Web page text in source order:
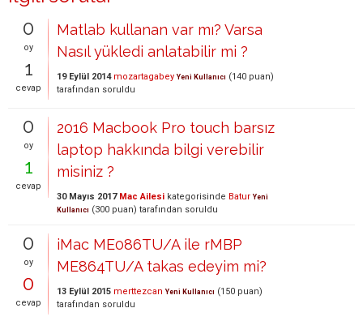
0
oy
1
cevap
Matlab kullanan var mı? Varsa
Nasıl yükledi anlatabilir mi ?
19 Eylül 2014 mozartagabey Yeni Kullanıcı (140 puan)
tarafından soruldu
0
oy
1
cevap
2016 Macbook Pro touch barsız
laptop hakkında bilgi verebilir
misiniz ?
30 Mayıs 2017 Mac Ailesi kategorisinde Batur Yeni
Kullanıcı (300 puan) tarafından soruldu
0
oy
0
cevap
iMac ME086TU/A ile rMBP
ME864TU/A takas edeyim mi?
13 Eylül 2015 merttezcan Yeni Kullanıcı (150 puan)
tarafından soruldu